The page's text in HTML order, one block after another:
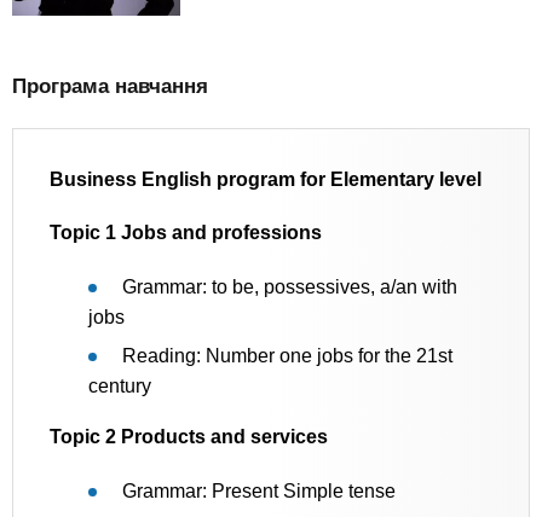
Програма навчання
Business English program for Elementary level
Topic 1 Jobs and professions
Grammar: to be, possessives, a/an with
jobs
Reading: Number one jobs for the 21st
century
Topic 2 Products and services
Grammar: Present Simple tense